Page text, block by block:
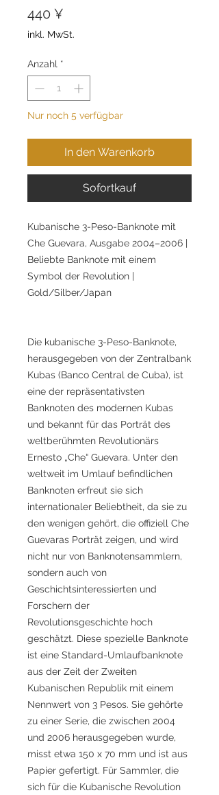
440 ¥
inkl. MwSt.
Anzahl *
Nur noch 5 verfügbar
In den Warenkorb
Sofortkauf
Kubanische 3-Peso-Banknote mit
Che Guevara, Ausgabe 2004–2006 |
Beliebte Banknote mit einem
Symbol der Revolution |
Gold/Silber/Japan
Die kubanische 3-Peso-Banknote,
herausgegeben von der Zentralbank
Kubas (Banco Central de Cuba), ist
eine der repräsentativsten
Banknoten des modernen Kubas
und bekannt für das Porträt des
weltberühmten Revolutionärs
Ernesto „Che“ Guevara. Unter den
weltweit im Umlauf befindlichen
Banknoten erfreut sie sich
internationaler Beliebtheit, da sie zu
den wenigen gehört, die offiziell Che
Guevaras Porträt zeigen, und wird
nicht nur von Banknotensammlern,
sondern auch von
Geschichtsinteressierten und
Forschern der
Revolutionsgeschichte hoch
geschätzt. Diese spezielle Banknote
ist eine Standard-Umlaufbanknote
aus der Zeit der Zweiten
Kubanischen Republik mit einem
Nennwert von 3 Pesos. Sie gehörte
zu einer Serie, die zwischen 2004
und 2006 herausgegeben wurde,
misst etwa 150 x 70 mm und ist aus
Papier gefertigt. Für Sammler, die
sich für die Kubanische Revolution